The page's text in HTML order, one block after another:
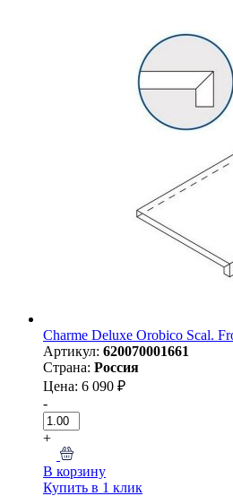
Charme Deluxe Orobico Scal.
Артикул: 620070001661
Страна: Россия
Цена: 6 090 ₽
-
+
В корзину
Купить в 1 клик